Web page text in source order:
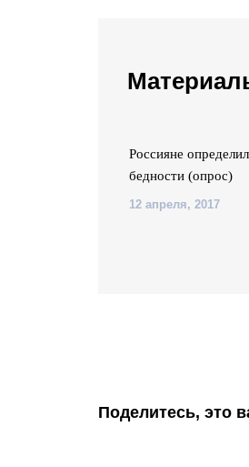
Россияне
бедности (опрос)
12 апреля, 2017
Поделитесь, это